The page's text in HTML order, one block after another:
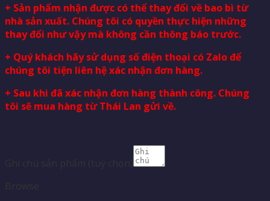
+ Sản phẩm nhận được có thể thay đổi về bao bì từ
nhà sản xuất. Chúng tôi có quyền thực hiện những
thay đổi như vậy mà không cần thông báo trước.
+ Quý khách hãy sử dụng số điện thoại có Zalo để
chúng tôi tiện liên hệ xác nhận đơn hàng.
+ Sau khi đã xác nhận đơn hàng thành công. Chúng
tôi sẽ mua hàng từ Thái Lan gửi về.